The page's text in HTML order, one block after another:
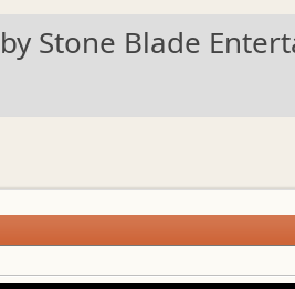
Stone Blade